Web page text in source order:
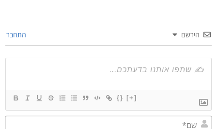
הירשם התחבר
{}